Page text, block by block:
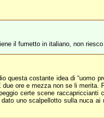
il fumetto in italiano, non
questa costante idea di “uomo
due ore e mezza non se li
certe scene raccapriccianti
dato uno scalpellotto sulla nuca